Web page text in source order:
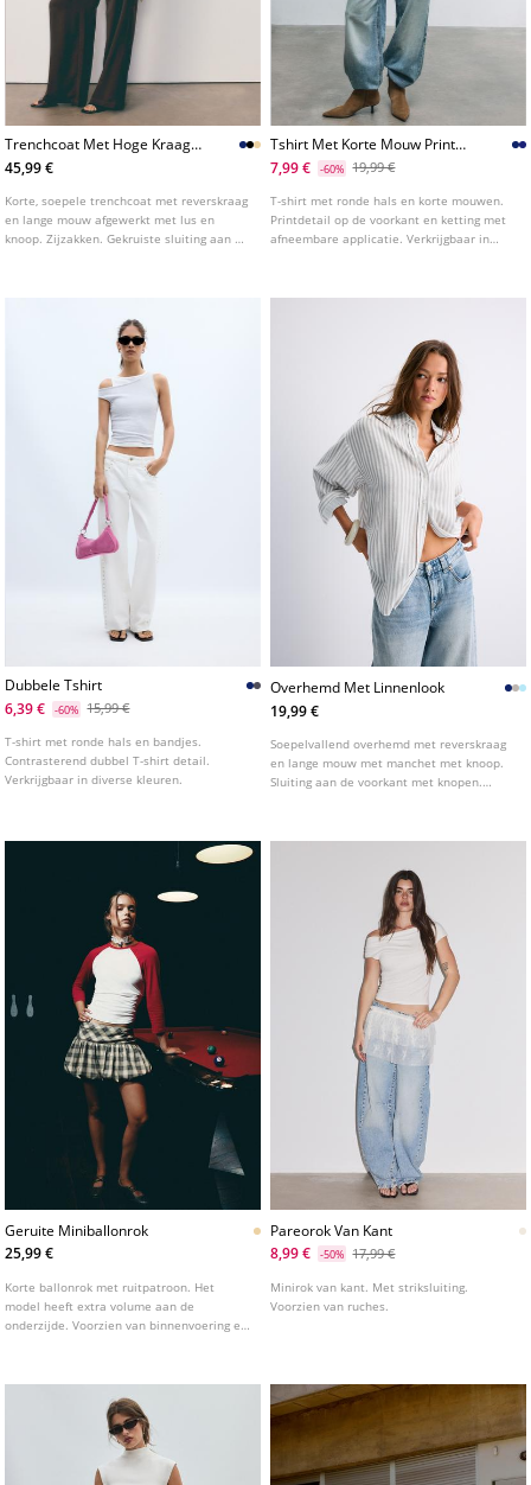
Trenchcoat Met Hoge Kraag
En Ceintuur
45,99 €
Korte, soepele trenchcoat met reverskraag
en lange mouw afgewerkt met lus en
knoop. Zijzakken. Gekruiste sluiting aan de
Tshirt Met Korte Mouw Print
En Applicatie
7,99 € -60% 19,99 €
T-shirt met ronde hals en korte mouwen.
Printdetail op de voorkant en ketting met
afneembare applicatie. Verkrijgbaar in
Dubbele Tshirt
6,39 €
-60% 15,99 €
T-shirt met ronde hals en bandjes.
Contrasterend dubbel T-shirt detail.
Verkrijgbaar in diverse kleuren.
Overhemd Met Linnenlook
19,99 €
Soepelvallend overhemd met reverskraag
en lange mouw met manchet met knoop.
Sluiting aan de voorkant met knopen.
Geruite Miniballonrok
25,99 €
Korte ballonrok met ruitpatroon. Het
model heeft extra volume aan de
onderzijde. Voorzien van binnenvoering en
Pareorok Van Kant
8,99 €
-50% 17,99 €
Minirok van kant. Met striksluiting.
Voorzien van ruches.